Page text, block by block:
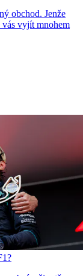
obchod. Jenže
vás vyjít mnohem